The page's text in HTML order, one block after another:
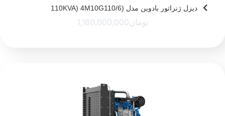
دیزل ژنراتور بادوین مدل (110KVA) 4M10G110/6
تومان1,180,000,000